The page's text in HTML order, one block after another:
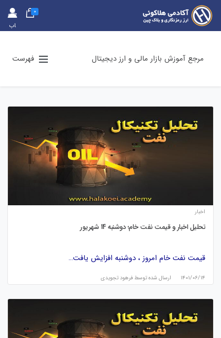
حس
اب
0
مرجع آموزش بازار مالی و ارز دیجیتال فهرست
اخبار
تحلیل اخبار و قیمت نفت خام؛ دوشنبه 14 شهریور
قیمت نفت خام امروز ، دوشنبه افزایش یافت…
۱۴۰۱/۰۶/۱۴ ارسال شده توسط فرهود تجویدی